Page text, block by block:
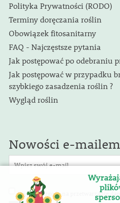
Polityka Prywatności (RODO)
Terminy doręczania roślin
Obowiązek fitosanitarny
FAQ - Najczęstsze pytania
Jak postępować po odebraniu
Jak postępować w przypadku
szybkiego zasadzenia roślin ?
Wygląd roślin
Nowości e-mailem
Wyrażam zgodę na przetwarzanie